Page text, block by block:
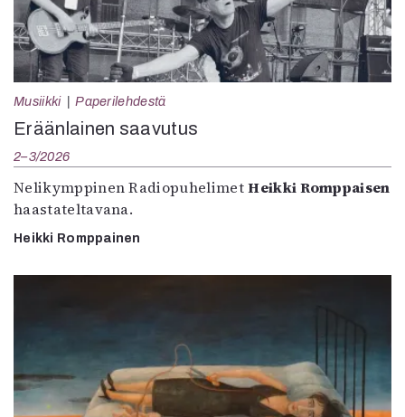
Musiikki Paperilehdestä
Eräänlainen saavutus
2–3/2026
Nelikymppinen RadiopuhelimetHeikki Romppaisen
haastateltavana.
Heikki Romppainen